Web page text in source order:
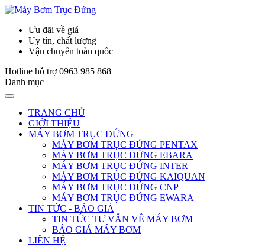
Ưu đãi về giá
Uy tín, chất lượng
Vận chuyển toàn quốc
Hotline hỗ trợ 0963 985 868
Danh mục
TRANG CHỦ
GIỚI THIỆU
MÁY BƠM TRỤC ĐỨNG
MÁY BƠM TRỤC ĐỨNG PENTAX
MÁY BƠM TRỤC ĐỨNG EBARA
MÁY BƠM TRỤC ĐỨNG INTER
MÁY BƠM TRỤC ĐỨNG KAIQUAN
MÁY BƠM TRỤC ĐỨNG CNP
MÁY BƠM TRỤC ĐỨNG EWARA
TIN TỨC - BÁO GIÁ
TIN TỨC TƯ VẤN VỀ MÁY BƠM
BÁO GIÁ MÁY BƠM
LIÊN HỆ